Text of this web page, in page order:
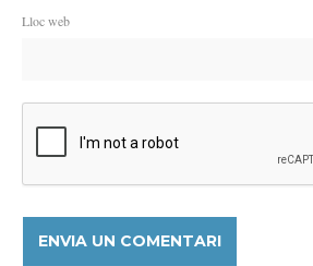
Lloc web